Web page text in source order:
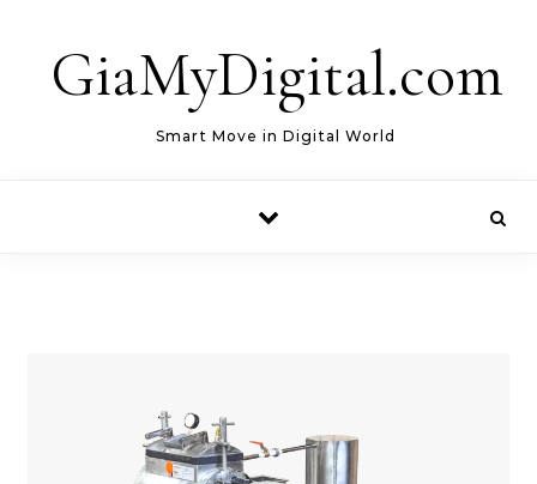
GiaMyDigital.com
Smart Move in Digital World